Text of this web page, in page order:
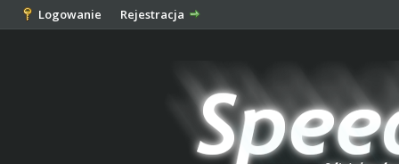
Logowanie Rejestracja